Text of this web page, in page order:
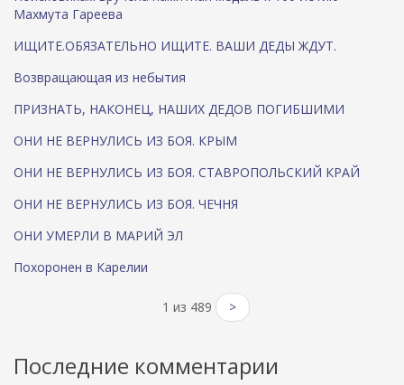
Махмута Гареева
ИЩИТЕ.ОБЯЗАТЕЛЬНО ИЩИТЕ. ВАШИ ДЕДЫ ЖДУТ.
Возвращающая из небытия
ПРИЗНАТЬ, НАКОНЕЦ, НАШИХ ДЕДОВ ПОГИБШИМИ
ОНИ НЕ ВЕРНУЛИСЬ ИЗ БОЯ. КРЫМ
ОНИ НЕ ВЕРНУЛИСЬ ИЗ БОЯ. СТАВРОПОЛЬСКИЙ КРАЙ
ОНИ НЕ ВЕРНУЛИСЬ ИЗ БОЯ. ЧЕЧНЯ
ОНИ УМЕРЛИ В МАРИЙ ЭЛ
Похоронен в Карелии
1 из 489 >
Последние комментарии